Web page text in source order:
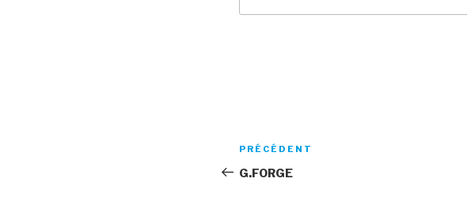
Navigation
de
Article
précédent
PRÉCÉDENT
G.FORGE